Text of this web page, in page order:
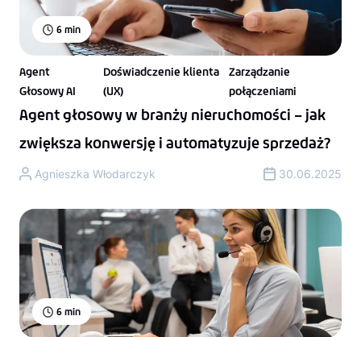
6 min
Agent
Głosowy AI
Doświadczenie klienta
(UX)
Zarządzanie
połączeniami
Agent głosowy w branży nieruchomości – jak
zwiększa konwersję i automatyzuje sprzedaż?
Agnieszka Włodarczyk 30.06.2025
6 min